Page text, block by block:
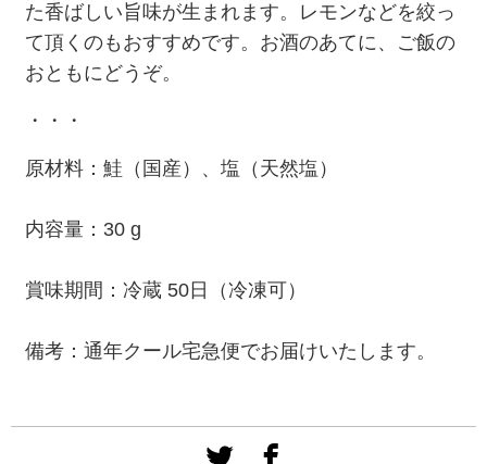
た香ばしい旨味が生まれます。レモンなどを絞っ
て頂くのもおすすめです。お酒のあてに、ご飯の
おともにどうぞ。
・・・
原材料：鮭（国産）、塩（天然塩）
内容量：30 g
賞味期間：冷蔵 50日（冷凍可）
備考：通年クール宅急便でお届けいたします。